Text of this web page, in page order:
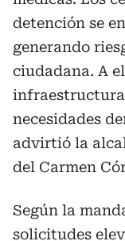
detención se
generando
ciudadana. A
necesidades
advirtió la
del Carmen
Según la
solicitudes